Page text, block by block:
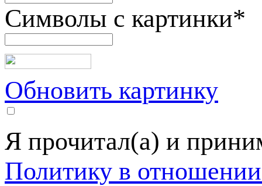
Символы с картинки*
Обновить картинку
Я прочитал(а) и
Политику в